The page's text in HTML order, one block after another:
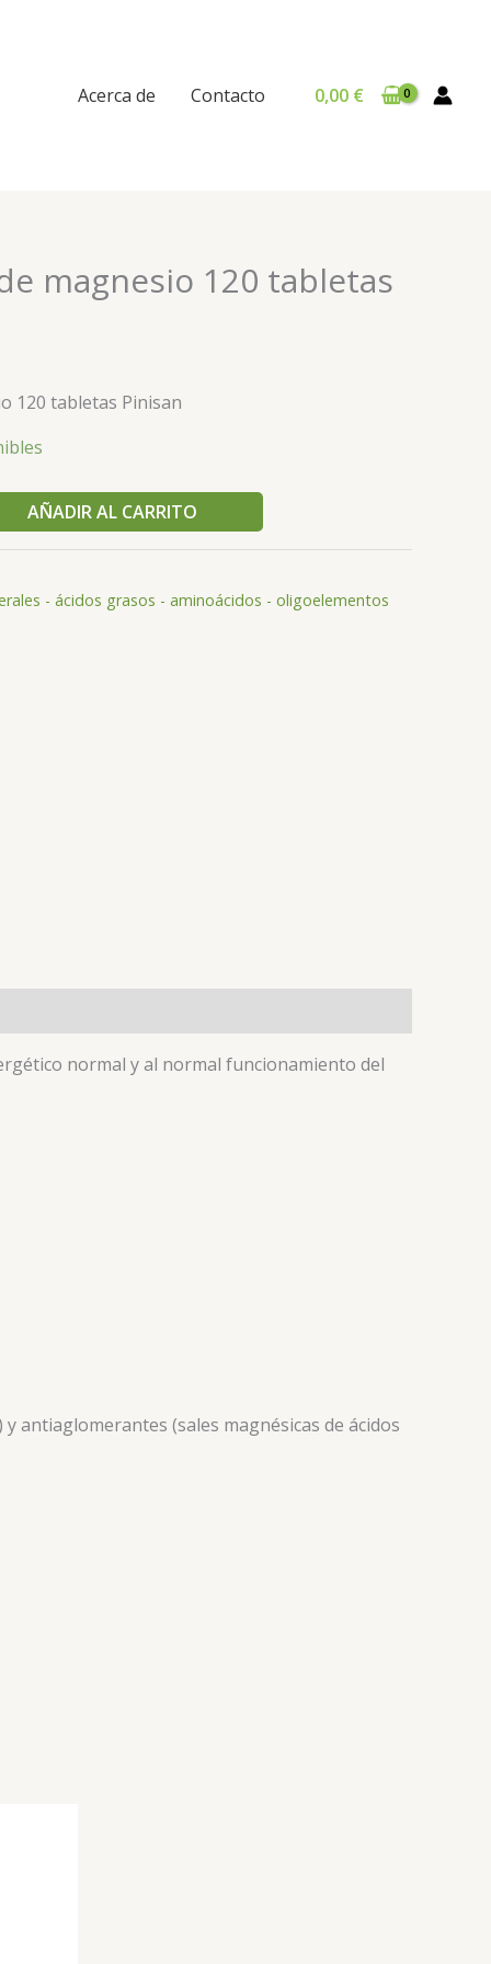
Acerca de Contacto 0,00 €
magnesio 120 tabletas
120 tabletas Pinisan
AÑADIR AL CARRITO
- ácidos grasos - aminoácidos - oligoelementos
normal y al normal funcionamiento del
antiaglomerantes (sales magnésicas de ácidos